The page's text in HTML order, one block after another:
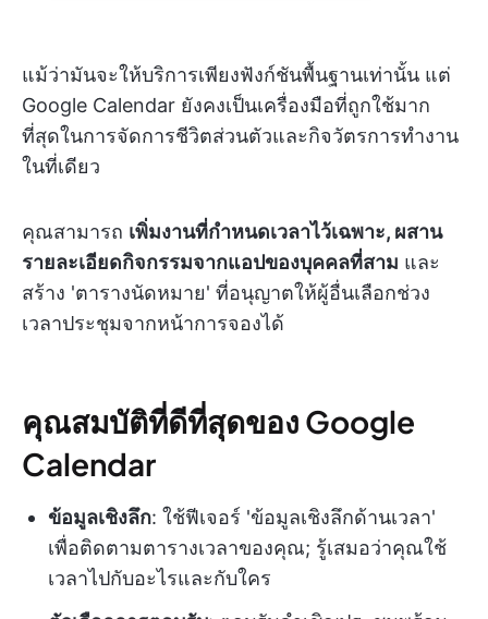
แม้ว่ามันจะให้บริการเพียงฟังก์ชันพื้นฐานเท่านั้น แต่
Google Calendar ยังคงเป็นเครื่องมือที่ถูกใช้มาก
ที่สุดในการจัดการชีวิตส่วนตัวและกิจวัตรการทำงาน
ในที่เดียว
คุณสามารถ เพิ่มงานที่กำหนดเวลาไว้เฉพาะ, ผสาน
รายละเอียดกิจกรรมจากแอปของบุคคลที่สาม และ
สร้าง 'ตารางนัดหมาย' ที่อนุญาตให้ผู้อื่นเลือกช่วง
เวลาประชุมจากหน้าการจองได้
คุณสมบัติที่ดีที่สุดของ Google
Calendar
ข้อมูลเชิงลึก: ใช้ฟีเจอร์ 'ข้อมูลเชิงลึกด้านเวลา'
เพื่อติดตามตารางเวลาของคุณ; รู้เสมอว่าคุณใช้
เวลาไปกับอะไรและกับใคร